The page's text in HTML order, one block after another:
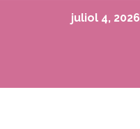
juliol 4, 2026